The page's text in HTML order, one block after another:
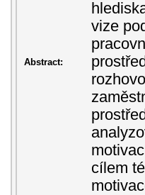
Abstract:
vize
cílem